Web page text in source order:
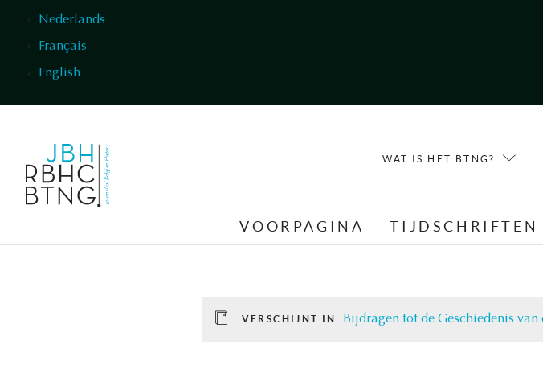
Nederlands
Français
English
WAT IS HET BTNG?
VOORPAGINA TIJDSCHRIFTEN
VERSCHIJNT IN Bijdragen tot de Geschiedenis van